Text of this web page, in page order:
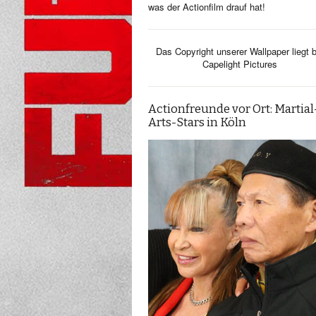
was der Actionfilm drauf hat!
Das Copyright unserer Wallpaper liegt
Capelight Pictures
Actionfreunde vor Ort:
Arts-Stars in Köln